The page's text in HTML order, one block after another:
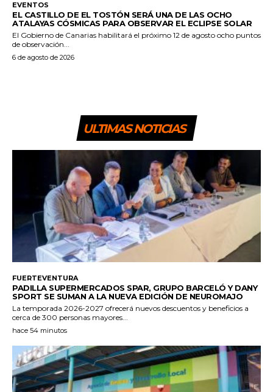
EVENTOS
EL CASTILLO DE EL TOSTÓN SERÁ UNA DE LAS OCHO
ATALAYAS CÓSMICAS PARA OBSERVAR EL ECLIPSE SOLAR
El Gobierno de Canarias habilitará el próximo 12 de agosto ocho puntos
de observación...
6 de agosto de 2026
ULTIMAS NOTICIAS
FUERTEVENTURA
PADILLA SUPERMERCADOS SPAR, GRUPO BARCELÓ Y DANY
SPORT SE SUMAN A LA NUEVA EDICIÓN DE NEUROMAJO
La temporada 2026-2027 ofrecerá nuevos descuentos y beneficios a
cerca de 300 personas mayores...
hace 54 minutos